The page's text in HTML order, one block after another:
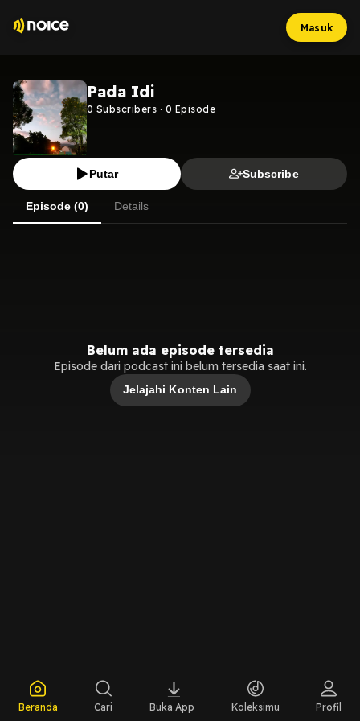
Masuk
Pada Idi
0 Subscribers · 0 Episode
Putar Subscribe
Episode (0) Details
Belum ada episode tersedia
Episode dari podcast ini belum tersedia saat ini.
Jelajahi Konten Lain
Beranda Cari Buka App Koleksimu Profil